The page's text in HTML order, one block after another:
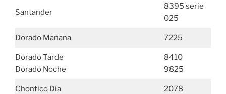
Santander
8395 serie
025
Dorado Mañana 7225
Dorado Tarde
Dorado Noche
8410
9825
Chontico Día 2078